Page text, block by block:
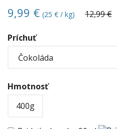
9,99 € (25 € / kg) 12,99 €
Príchuť
Hmotnosť
400g